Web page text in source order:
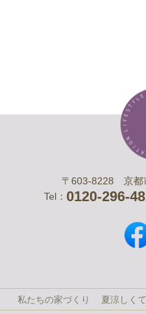
〒603-8228 京都
Tel： 0120-296-
私たちの家づくり 夏涼しく